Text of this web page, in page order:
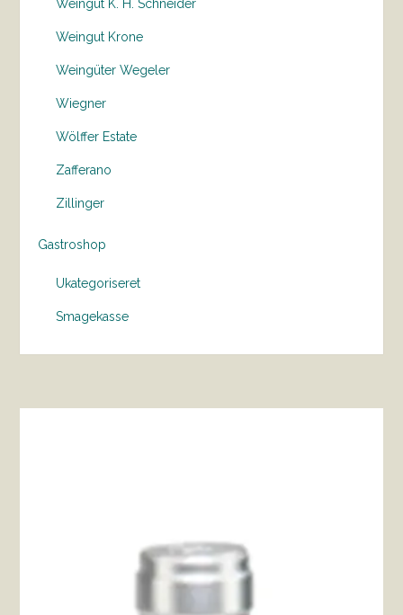
Weingut K. H. Schneider
Weingut Krone
Weingüter Wegeler
Wiegner
Wölffer Estate
Zafferano
Zillinger
Gastroshop
Ukategoriseret
Smagekasse